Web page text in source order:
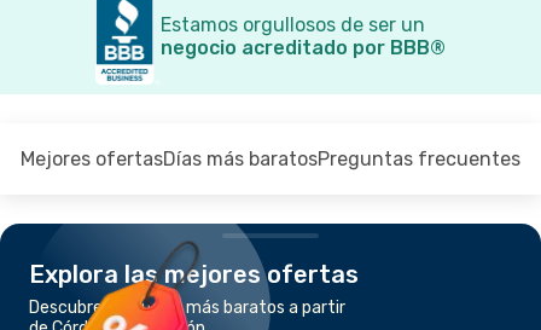
Estamos orgullosos de ser un
negocio acreditado por BBB®
Mejores ofertasDías más baratosPreguntas frecuentes
Explora las mejores ofertas
Descubre los vuelos más baratos a partir